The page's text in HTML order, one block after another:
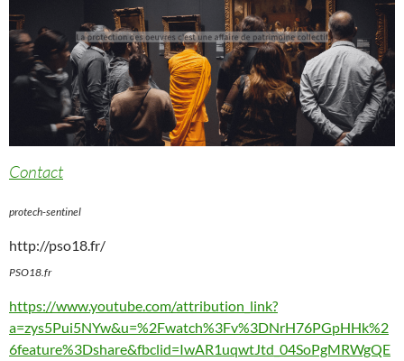
Contact
protech-sentinel
http://pso18.fr/
PSO18.fr
https://www.youtube.com/attribution_link?
a=zys5Pui5NYw&u=%2Fwatch%3Fv%3DNrH76PGpHHk%2
6feature%3Dshare&fbclid=IwAR1uqwtJtd_04SoPgMRWgQE